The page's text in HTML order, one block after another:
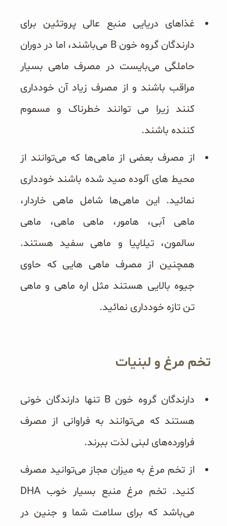
غذاهای دریایی منبع عالی پروتئین برای
دارندگان گروه خون B می‌باشند، اما در دوران
حاملگی می‌بایست در مصرف ماهی بسیار
مراقب باشند و از مصرف زیاد آن خودداری
کنند زیرا می توانند خطرناک و مسموم
کننده باشند.
از مصرف بعضی از ماهی‌ها که می‌توانند از
محیط های آلوده صید شده باشند خودداری
نمائید. این ماهی‌ها شامل ماهی خاردار،
ماهی آبی، هامور، ماهی ماهی، ماهی
سالمون، تیلاپیا و ماهی سفید هستند.
همچنین از مصرف ماهی هایی که حاوی
جیوه بالایی هستند مثل اره ماهی و ماهی
تن تازه خودداری نمائید.
تخم مرغ و لبنیات
دارندگان گروه خون B تنها دارندگان خونی
هستند که می‌توانند به فراوانی از مصرف
فراورده‌های لبنی لذت ببرند.
از تخم مرغ به میزان مجاز می‌توانید مصرف
کنید. تخم مرغ منبع بسیار خوب DHA
می‌باشد که برای سلامت شما و جنین در